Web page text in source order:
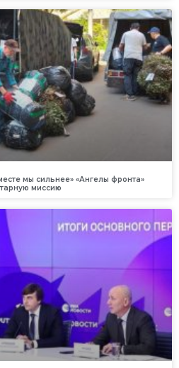
мы сильнее» «Ангелы фронта»
миссию